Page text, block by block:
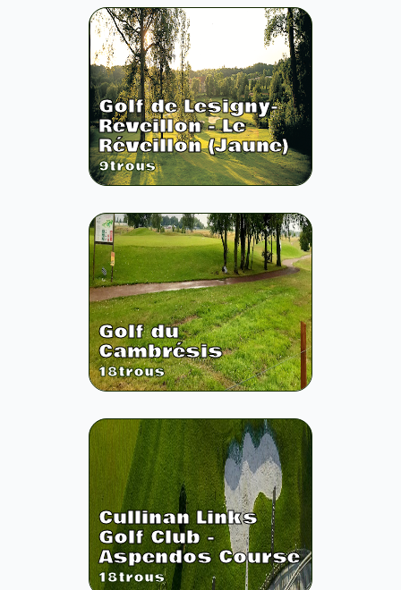
Golf de Lesigny-
Reveillon - Le
Réveillon (Jaune)
9trous
Golf du
Cambrésis
18trous
Cullinan Links
Golf Club -
Aspendos Course
18trous